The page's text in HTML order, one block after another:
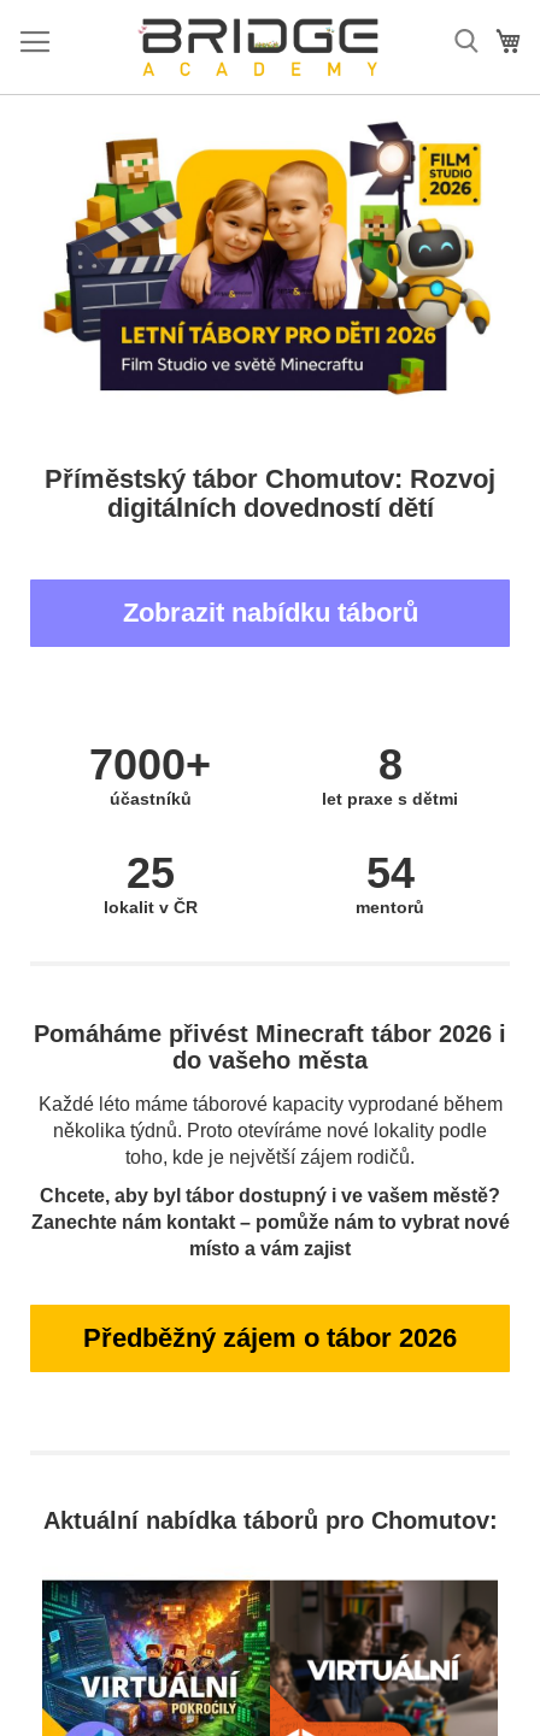
na
Příměstský tábor Chomutov: Rozvoj
digitálních dovedností dětí
Zobrazit nabídku táborů
7000+
účastníků
8
let praxe s dětmi
25
lokalit v ČR
54
mentorů
Pomáháme přivést Minecraft tábor 2026 i
do vašeho města
Každé léto máme táborové kapacity vyprodané během
několika týdnů. Proto otevíráme nové lokality podle
toho, kde je největší zájem rodičů.
Chcete, aby byl tábor dostupný i ve vašem městě?
Zanechte nám kontakt – pomůže nám to vybrat nové
místo a vám zajist
Předběžný zájem o tábor 2026
Aktuální nabídka táborů pro Chomutov: